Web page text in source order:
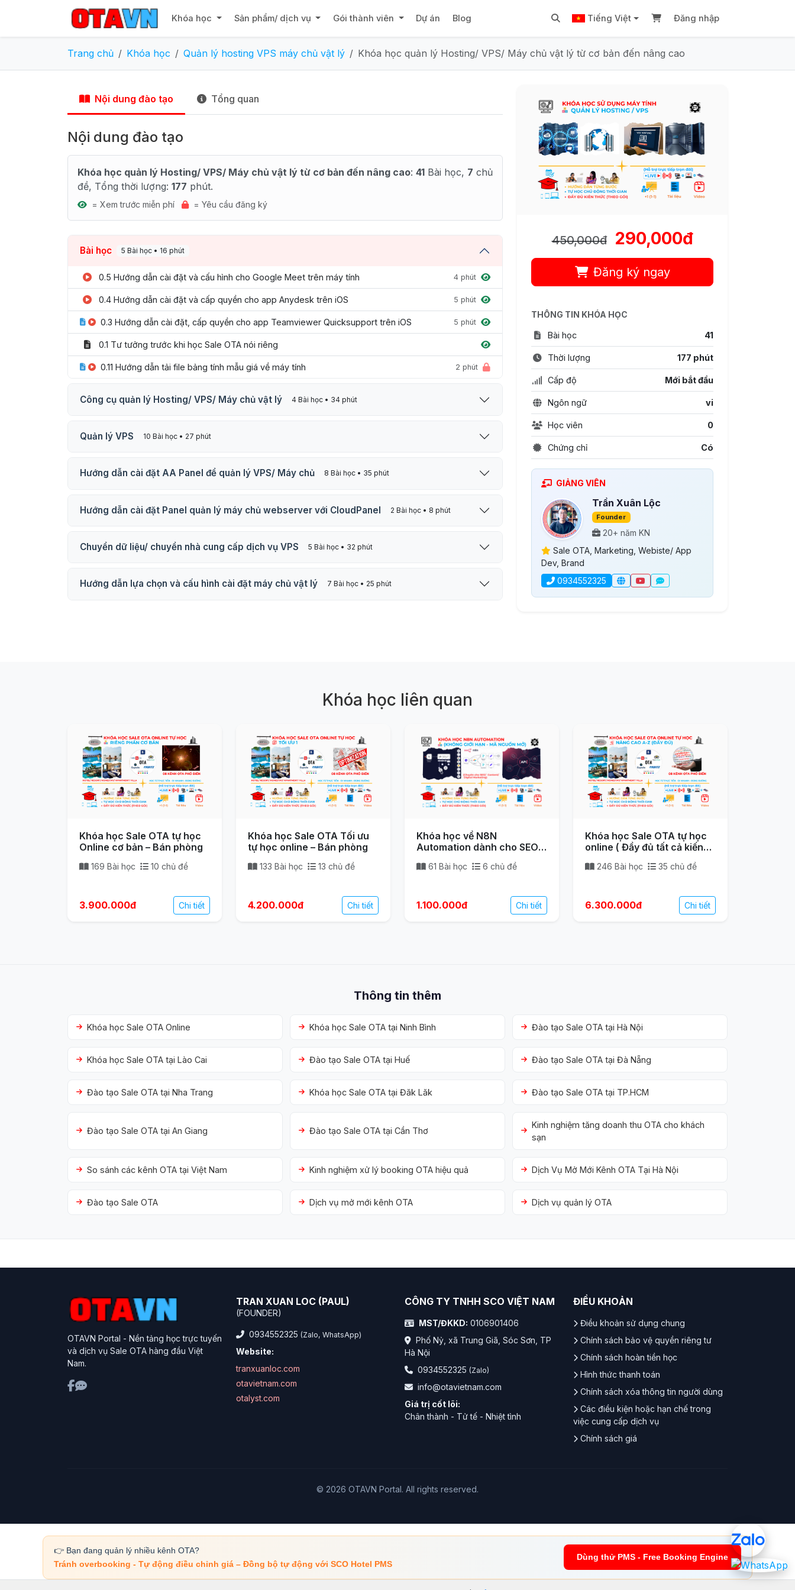
Khóa học Sản phẩm/ dịch vụ Gói thành viên Dự án Blog Tiếng Việt Đăng nhập
Trang chủ Khóa học Quản lý hosting VPS máy chủ vật lý Khóa học quản lý Hosting/ VPS/ Máy chủ vật lý từ cơ bản đến nâng cao
Nội dung đào tạo Tổng quan
Nội dung đào tạo
Khóa học quản lý Hosting/ VPS/ Máy chủ vật lý từ cơ bản đến nâng cao: 41 Bài học, 7 chủ
đề, Tổng thời lượng: 177 phút.
= Xem trước miễn phí = Yêu cầu đăng ký
Bài học 5 Bài học • 16 phút
0.5 Hướng dẫn cài đặt và cấu hình cho Google Meet trên máy tính 4 phút
0.4 Hướng dẫn cài đặt và cấp quyền cho app Anydesk trên iOS 5 phút
0.3 Hướng dẫn cài đặt, cấp quyền cho app Teamviewer Quicksupport trên iOS 5 phút
0.1 Tư tưởng trước khi học Sale OTA nói riêng
0.11 Hướng dẫn tải file bảng tính mẫu giá về máy tính 2 phút
Công cụ quản lý Hosting/ VPS/ Máy chủ vật lý 4 Bài học • 34 phút
Quản lý VPS 10 Bài học • 27 phút
Hướng dẫn cài đặt AA Panel để quản lý VPS/ Máy chủ 8 Bài học • 35 phút
Hướng dẫn cài đặt Panel quản lý máy chủ webserver với CloudPanel 2 Bài học • 8 phút
Chuyển dữ liệu/ chuyển nhà cung cấp dịch vụ VPS 5 Bài học • 32 phút
Hướng dẫn lựa chọn và cấu hình cài đặt máy chủ vật lý 7 Bài học • 25 phút
450,000đ 290,000đ
Đăng ký ngay
THÔNG TIN KHÓA HỌC
Bài học 41
Thời lượng 177 phút
Cấp độ Mới bắt đầu
Ngôn ngữ vi
Học viên 0
Chứng chỉ Có
GIẢNG VIÊN
Trần Xuân Lộc
Founder
20+ năm KN
Sale OTA, Marketing, Webiste/ App
Dev, Brand
0934552325
Khóa học liên quan
Khóa học Sale OTA tự học
Online cơ bản – Bán phòng
169 Bài học 10 chủ đề
3.900.000đ Chi tiết
Khóa học Sale OTA Tối ưu
tự học online – Bán phòng
133 Bài học 13 chủ đề
4.200.000đ Chi tiết
Khóa học về N8N
Automation dành cho SEO/
61 Bài học 6 chủ đề
1.100.000đ Chi tiết
Khóa học Sale OTA tự học
online ( Đầy đủ tất cả kiến
246 Bài học 35 chủ đề
6.300.000đ Chi tiết
Thông tin thêm
Khóa học Sale OTA Online Khóa học Sale OTA tại Ninh Bình Đào tạo Sale OTA tại Hà Nội
Khóa học Sale OTA tại Lào Cai Đào tạo Sale OTA tại Huế Đào tạo Sale OTA tại Đà Nẵng
Đào tạo Sale OTA tại Nha Trang Khóa học Sale OTA tại Đăk Lăk Đào tạo Sale OTA tại TP.HCM
Đào tạo Sale OTA tại An Giang Đào tạo Sale OTA tại Cần Thơ
Kinh nghiệm tăng doanh thu OTA cho khách
sạn
So sánh các kênh OTA tại Việt Nam Kinh nghiệm xử lý booking OTA hiệu quả Dịch Vụ Mở Mới Kênh OTA Tại Hà Nội
Đào tạo Sale OTA Dịch vụ mở mới kênh OTA Dịch vụ quản lý OTA
OTAVN Portal - Nền tảng học trực tuyến
và dịch vụ Sale OTA hàng đầu Việt
Nam.
TRAN XUAN LOC (PAUL)
(FOUNDER)
0934552325 (Zalo, WhatsApp)
Website:
tranxuanloc.com
otavietnam.com
otalyst.com
CÔNG TY TNHH SCO VIỆT NAM
MST/ĐKKD: 0106901406
Phố Nỷ, xã Trung Giã, Sóc Sơn, TP
Hà Nội
0934552325 (Zalo)
info@otavietnam.com
Giá trị cốt lõi:
Chân thành - Tử tế - Nhiệt tình
ĐIỀU KHOẢN
Điều khoản sử dụng chung
Chính sách bảo vệ quyền riêng tư
Chính sách hoàn tiền học
Hình thức thanh toán
Chính sách xóa thông tin người dùng
Các điều kiện hoặc hạn chế trong
việc cung cấp dịch vụ
Chính sách giá
© 2026 OTAVN Portal. All rights reserved.
👉 Bạn đang quản lý nhiều kênh OTA?
Tránh overbooking - Tự động điều chỉnh giá – Đồng bộ tự động với SCO Hotel PMS
Dùng thử PMS - Free Booking Engine